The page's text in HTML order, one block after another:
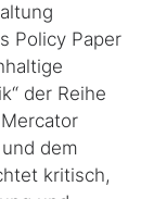
Policy Paper
der Reihe
dem
kritisch,